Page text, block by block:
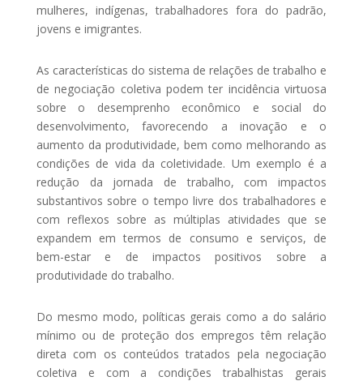
mulheres, indígenas, trabalhadores fora do padrão,
jovens e imigrantes.
As características do sistema de relações de trabalho e
de negociação coletiva podem ter incidência virtuosa
sobre o desemprenho econômico e social do
desenvolvimento, favorecendo a inovação e o
aumento da produtividade, bem como melhorando as
condições de vida da coletividade. Um exemplo é a
redução da jornada de trabalho, com impactos
substantivos sobre o tempo livre dos trabalhadores e
com reflexos sobre as múltiplas atividades que se
expandem em termos de consumo e serviços, de
bem-estar e de impactos positivos sobre a
produtividade do trabalho.
Do mesmo modo, políticas gerais como a do salário
mínimo ou de proteção dos empregos têm relação
direta com os conteúdos tratados pela negociação
coletiva e com a condições trabalhistas gerais